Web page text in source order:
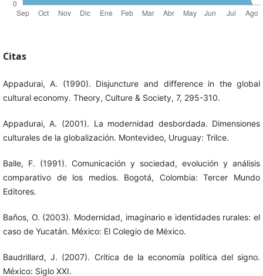
Citas
Appadurai, A. (1990). Disjuncture and difference in the global
cultural economy. Theory, Culture & Society, 7, 295-310.
Appadurai, A. (2001). La modernidad desbordada. Dimensiones
culturales de la globalización. Montevideo, Uruguay: Trilce.
Balle, F. (1991). Comunicación y sociedad, evolución y análisis
comparativo de los medios. Bogotá, Colombia: Tercer Mundo
Editores.
Baños, O. (2003). Modernidad, imaginario e identidades rurales: el
caso de Yucatán. México: El Colegio de México.
Baudrillard, J. (2007). Crítica de la economía política del signo.
México: Siglo XXI.